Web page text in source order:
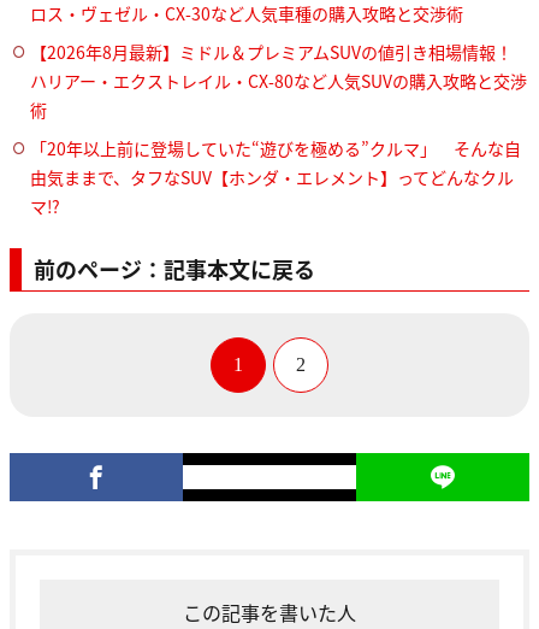
ロス・ヴェゼル・CX-30など人気車種の購入攻略と交渉術
【2026年8月最新】ミドル＆プレミアムSUVの値引き相場情報！
ハリアー・エクストレイル・CX-80など人気SUVの購入攻略と交渉
術
「20年以上前に登場していた“遊びを極める”クルマ」 そんな自
由気ままで、タフなSUV【ホンダ・エレメント】ってどんなクル
マ⁉︎
前のページ：記事本文に戻る
1 2
この記事を書いた人